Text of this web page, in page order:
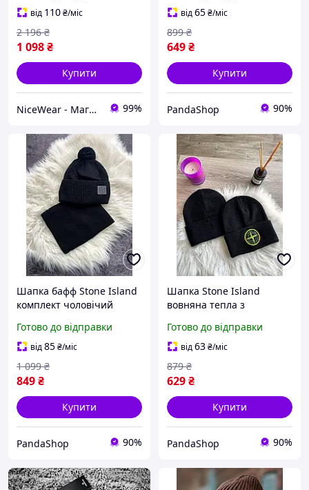
від 110₴/міс
1 098₴
2 196 ₴
Купити
NiceWear - Магазин гарного одягу 99%
від65₴/міс
649₴
899 ₴
Купити
PandaShop 90%
Шапка бафф Stone Island
комплект чоловічий
чорний
Готово до відправки
від85₴/міс
849₴
1 099 ₴
Купити
PandaShop 90%
Шапка Stone Island
вовняна тепла з
чорна
Готово до відправки
від63₴/міс
629₴
879 ₴
Купити
PandaShop 90%